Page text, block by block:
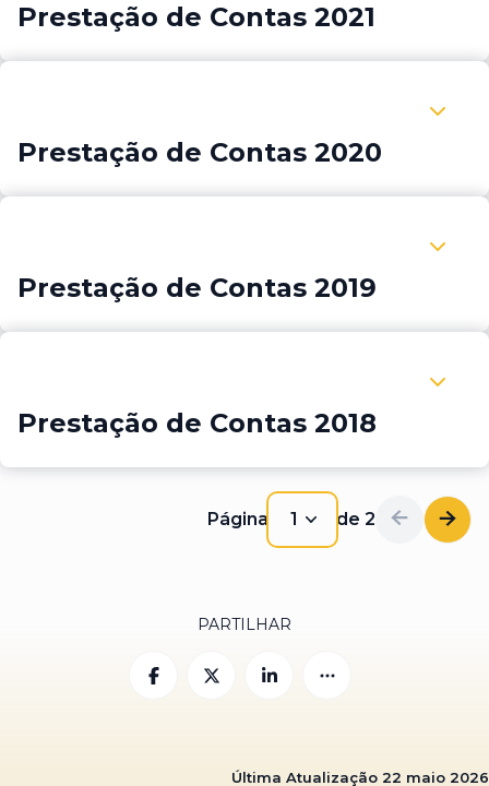
Prestação de Contas 2021
Expandir Prestação de Contas 2020
Prestação de Contas 2020
Expandir Prestação de Contas 2019
Prestação de Contas 2019
Expandir Prestação de Contas 2018
Prestação de Contas 2018
Página 1 de 2
PARTILHAR
Última Atualização 22 maio 2026